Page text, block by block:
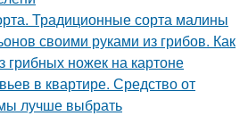
Традиционные сорта малины
своими руками из грибов. Как
грибных ножек на картоне
в квартире. Средство от
лучше выбрать